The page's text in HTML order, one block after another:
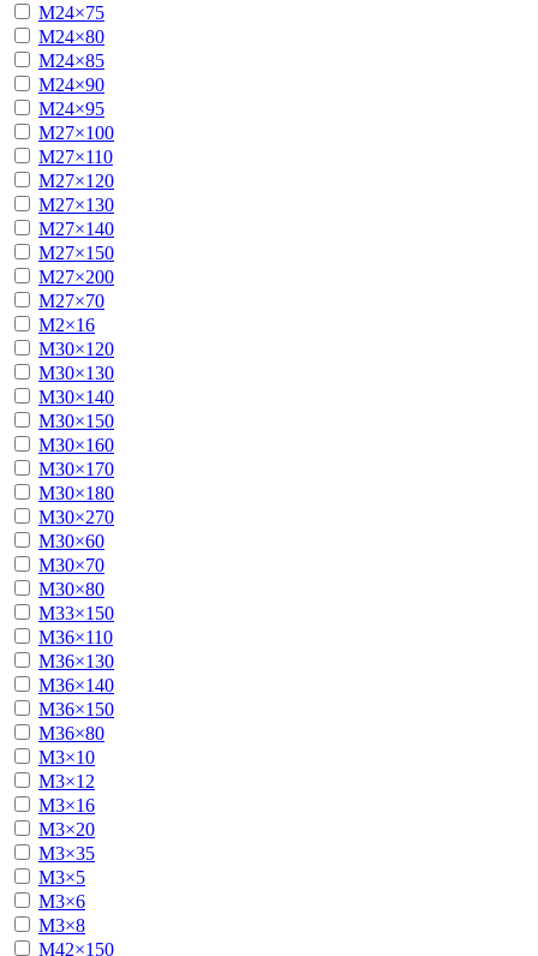
М24×75
М24×80
М24×85
М24×90
М24×95
М27×100
М27×110
М27×120
М27×130
М27×140
М27×150
М27×200
М27×70
М2×16
М30×120
М30×130
М30×140
М30×150
М30×160
М30×170
М30×180
М30×270
М30×60
М30×70
М30×80
М33×150
М36×110
М36×130
М36×140
М36×150
М36×80
М3×10
М3×12
М3×16
М3×20
М3×35
М3×5
М3×6
М3×8
М42×150